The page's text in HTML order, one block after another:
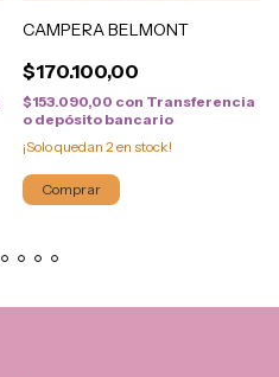
CAMPERA BELMONT
$170.100,00
$153.090,00 con Transferencia
o depósito bancario
¡Solo quedan 2 en stock!
Comprar